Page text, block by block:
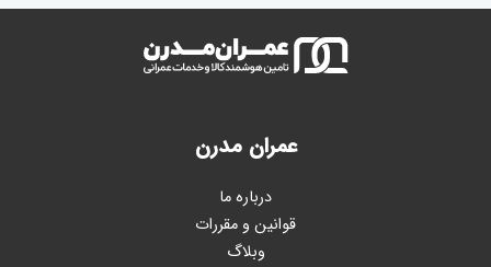
عمران مدرن
درباره ما
قوانین و مقررات
وبلاگ